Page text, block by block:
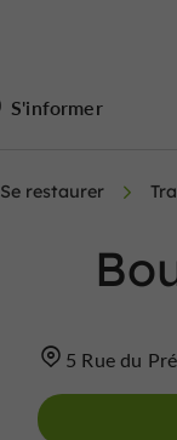
S'informer
Se restaurer
5 Rue du